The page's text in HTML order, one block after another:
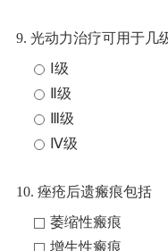
9. 光动力治疗可用于几
Ⅰ级
Ⅱ级
Ⅲ级
Ⅳ级
10. 痤疮后遗瘢痕包括
萎缩性瘢痕
增生性瘢痕